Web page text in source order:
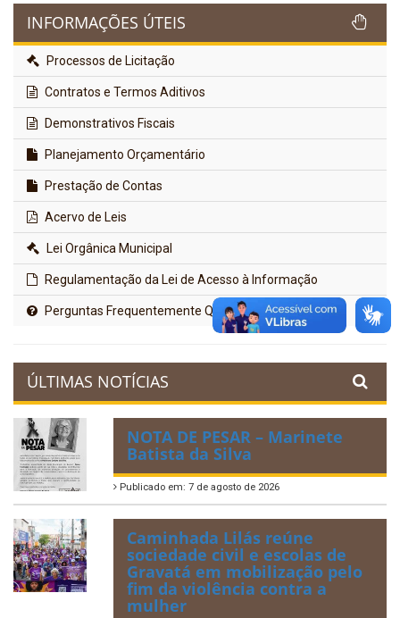
INFORMAÇÕES ÚTEIS
Processos de Licitação
Contratos e Termos Aditivos
Demonstrativos Fiscais
Planejamento Orçamentário
Prestação de Contas
Acervo de Leis
Lei Orgânica Municipal
Regulamentação da Lei de Acesso à Informação
Perguntas Frequentemente Questionadas
ÚLTIMAS NOTÍCIAS
NOTA DE PESAR – Marinete
Batista da Silva
Publicado em: 7 de agosto de 2026
Caminhada Lilás reúne
sociedade civil e escolas de
Gravatá em mobilização pelo
fim da violência contra a
mulher